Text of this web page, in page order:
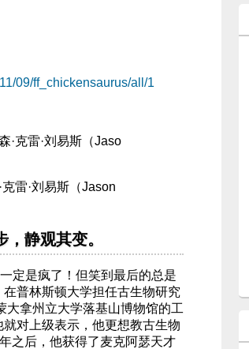
09/ff_chickensaurus/all/1
雷·刘易斯（Jason
静观其变。
定是疯了！但笑到最后的总是
普林斯顿大学担任古生物研究
大拿州立大学落基山博物馆的工
对上级表示，他更想教古生物
之后，他获得了麦克阿瑟天才